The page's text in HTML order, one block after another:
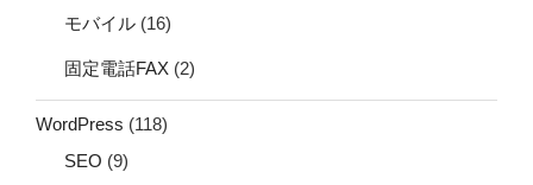
モバイル (16)
固定電話FAX (2)
WordPress (118)
SEO (9)